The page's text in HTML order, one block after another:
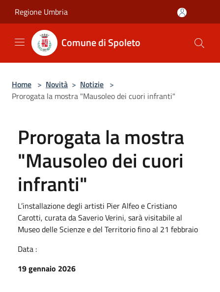
Regione Umbria
Comune di Spoleto
Home > Novità > Notizie >
Prorogata la mostra "Mausoleo dei cuori infranti"
Prorogata la mostra
"Mausoleo dei cuori
infranti"
L’installazione degli artisti Pier Alfeo e Cristiano
Carotti, curata da Saverio Verini, sarà visitabile al
Museo delle Scienze e del Territorio fino al 21 febbraio
Data :
19 gennaio 2026